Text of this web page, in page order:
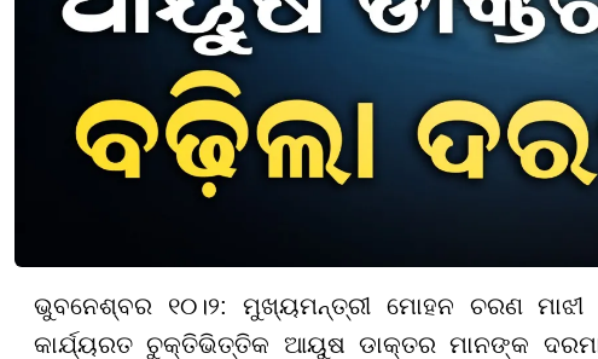
ଭୁବନେଶ୍ବର ୧୦।୨: ମୁଖ୍ୟମନ୍ତ୍ରୀ ମୋହନ ଚରଣ ମାଝୀ
କାର୍ଯ୍ୟରତ ଚୁକ୍ତିଭିତ୍ତିକ ଆୟୁଷ ଡାକ୍ତର ମାନଙ୍କ